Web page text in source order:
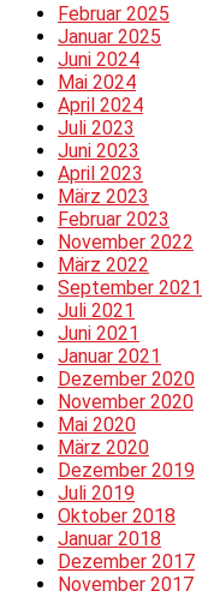
Februar 2025
Januar 2025
Juni 2024
Mai 2024
April 2024
Juli 2023
Juni 2023
April 2023
März 2023
Februar 2023
November 2022
März 2022
September 2021
Juli 2021
Juni 2021
Januar 2021
Dezember 2020
November 2020
Mai 2020
März 2020
Dezember 2019
Juli 2019
Oktober 2018
Januar 2018
Dezember 2017
November 2017